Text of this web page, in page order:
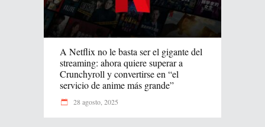
A Netflix no le basta ser el gigante del
streaming: ahora quiere superar a
Crunchyroll y convertirse en “el
servicio de anime más grande”
28 agosto, 2025